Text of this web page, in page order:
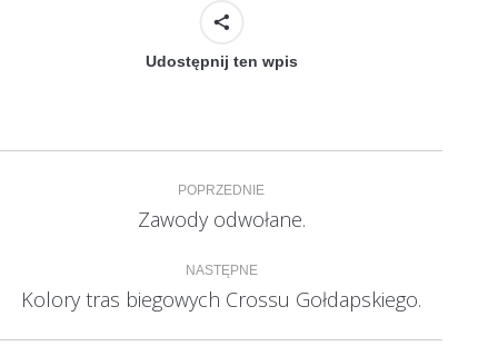
Udostępnij ten wpis
NawigacjaPOPRZEDNIE
Poprzedni
Zawody odwołane.
NASTĘPNE
Następny
Kolory tras biegowych Crossu Gołdapskiego.